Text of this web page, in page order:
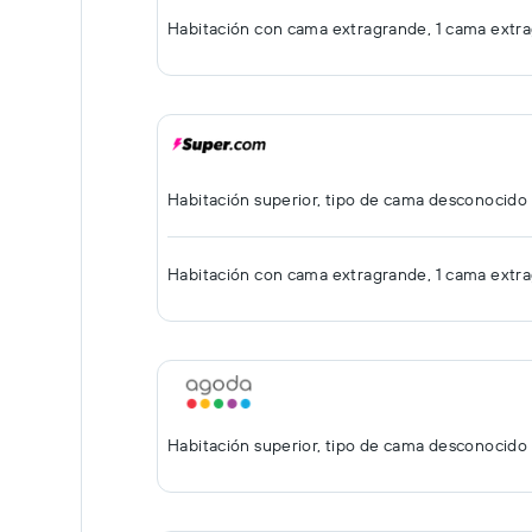
Habitación con cama extragrande, 1 cama
Habitación superior, tipo de cama desconocido
Habitación con cama extragrande, 1 cama
Habitación superior, tipo de cama desconocido